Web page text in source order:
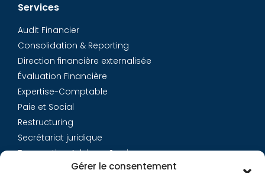
Gérer le consentement
Services
Audit Financier
Consolidation & Reporting
Direction financière externalisée
Évaluation Financière
Expertise-Comptable
Paie et Social
Restructuring
Secrétariat juridique
Transaction Advisory Services